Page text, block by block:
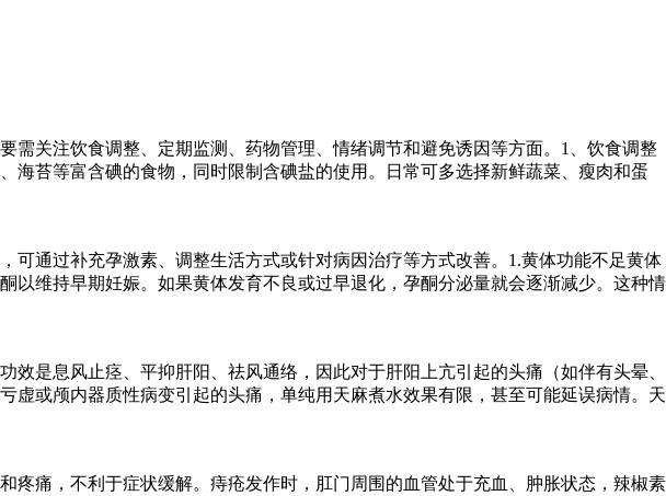
关注饮食调整、定期监测、药物管理、情绪调节和避免诱因等方面。1、饮食调整
苔等富含碘的食物，同时限制含碘盐的使用。日常可多选择新鲜蔬菜、瘦肉和蛋
通过补充孕激素、调整生活方式或针对病因治疗等方式改善。1.黄体功能不足黄体
维持早期妊娠。如果黄体发育不良或过早退化，孕酮分泌量就会逐渐减少。这种情
是息风止痉、平抑肝阳、祛风通络，因此对于肝阳上亢引起的头痛（如伴有头晕、
或颅内器质性病变引起的头痛，单纯用天麻煮水效果有限，甚至可能延误病情。天
痛，不利于症状缓解。痔疮发作时，肛门周围的血管处于充血、肿胀状态，辣椒素